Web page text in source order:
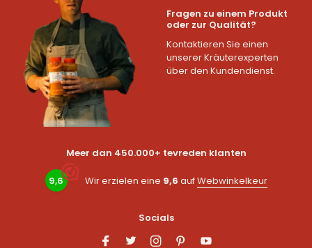
Fragen zu einem Produkt
oder zur Qualität?
Kontaktieren Sie einen
unserer Kräuterexperten
über den Kundendienst.
Meer dan 450.000+ tevreden klanten
9,6 Wir erzielen eine 9,6 aufWebwinkelkeur
Socials